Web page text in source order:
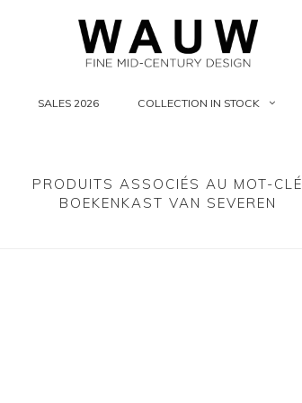
SALES 2026 COLLECTION IN STOCK
PRODUITS ASSOCIÉS AU MOT-CLÉ
BOEKENKAST VAN SEVEREN